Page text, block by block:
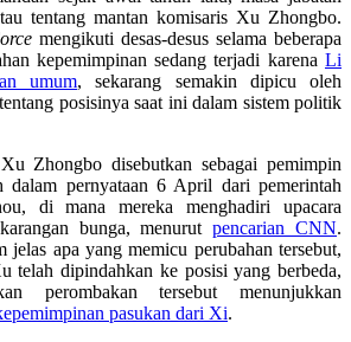
tentang mantan komisaris Xu Zhongbo.
mengikuti desas-desus selama beberapa
kepemimpinan sedang terjadi karena Li
umum, sekarang semakin dipicu oleh
posisinya saat ini dalam sistem politik
Zhongbo disebutkan sebagai pemimpin
dalam pernyataan 6 April dari pemerintah
di mana mereka menghadiri upacara
bunga, menurutpencarian CNN.
jelas apa yang memicu perubahan tersebut,
telah dipindahkan ke posisi yang berbeda,
perombakan tersebut menunjukkan
pasukan dari Xi.